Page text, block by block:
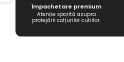
Împachetare premium
Atenție sporită asupra
protejării colțurilor cutiilor.